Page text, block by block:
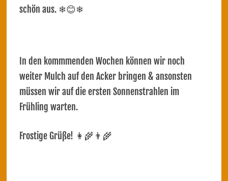
schön aus. ❄😊❄
In den kommmenden Wochen können wir noch
weiter Mulch auf den Acker bringen & ansonsten
müssen wir auf die ersten Sonnenstrahlen im
Frühling warten.
Frostige Grüße! 👩‍🌾👨‍🌾